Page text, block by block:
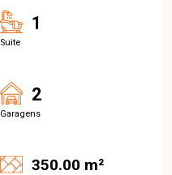
1
Suite
2
Garagens
350.00 m²